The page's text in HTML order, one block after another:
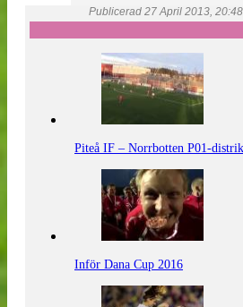
Publicerad 27 April 2013, 20:48
Piteå IF – Norrbotten P01-
Inför Dana Cup 2016